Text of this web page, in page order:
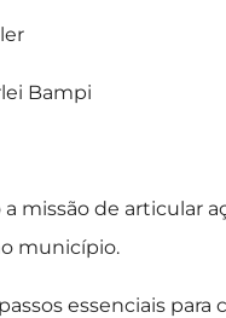
Bampi
missão de articular
município.
essenciais